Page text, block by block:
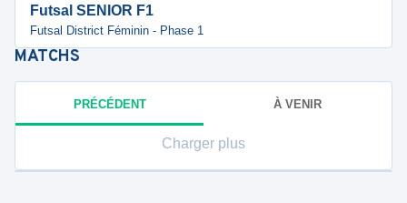
Futsal SENIOR F1
Futsal District Féminin - Phase 1
MATCHS
PRÉCÉDENT À VENIR
Charger plus